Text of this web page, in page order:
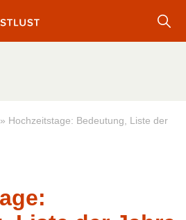
» Hochzeitstage: Bedeutung, Liste der